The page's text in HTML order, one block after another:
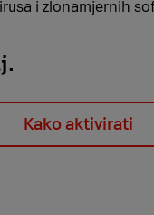
i zlonamjernih
Kako aktivirati